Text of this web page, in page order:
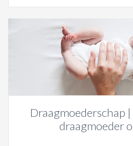
Draagmoederschap |
draagmoeder